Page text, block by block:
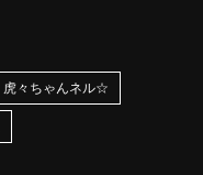
虎々ちゃんネル☆